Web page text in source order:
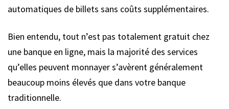
automatiques de billets sans coûts supplémentaires.
Bien entendu, tout n’est pas totalement gratuit chez
une banque en ligne, mais la majorité des services
qu’elles peuvent monnayer s’avèrent généralement
beaucoup moins élevés que dans votre banque
traditionnelle.